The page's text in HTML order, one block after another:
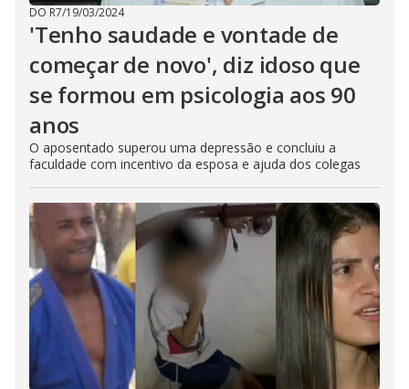
DO R7/19/03/2024
'Tenho saudade e vontade de
começar de novo', diz idoso que
se formou em psicologia aos 90
anos
O aposentado superou uma depressão e concluiu a
faculdade com incentivo da esposa e ajuda dos colegas